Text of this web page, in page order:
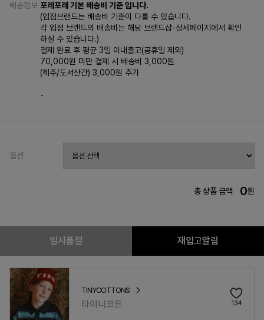
배송정보 포레포레 기본 배송비 기준 입니다.
(입점브랜드는 배송비 기준이 다를 수 있습니다.
각 입점 브랜드의 배송비는 해당 브랜드샵-상세페이지에서 확인
하실 수 있습니다.)
결제 완료 후 평균 3일 이내출고(공휴일 제외)
70,000원 미만 결제 시 배송비 3,000원
(제주/도서산간) 3,000원 추가
-
옵션
총 상품 금액 0원
일시품절 재입고알림
TINYCOTTONS
타이니코튼 134